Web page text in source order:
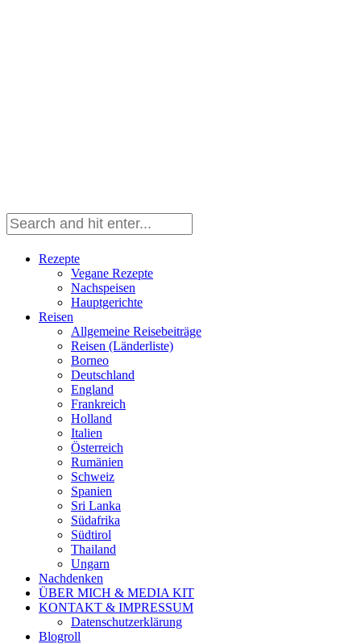
Rezepte
Vegane Rezepte
Nachspeisen
Hauptgerichte
Reisen
Allgemeine Reisebeiträge
Reisen (Länderliste)
Borneo
Deutschland
England
Frankreich
Holland
Italien
Österreich
Rumänien
Schweiz
Spanien
Sri Lanka
Südafrika
Südtirol
Thailand
Ungarn
Nachdenken
ÜBER MICH & MEDIA KIT
KONTAKT & IMPRESSUM
Datenschutzerklärung
Blogroll